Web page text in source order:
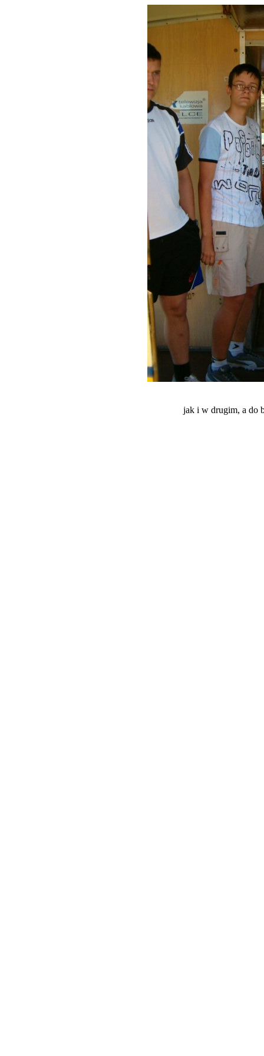
jak i w drugim, a do